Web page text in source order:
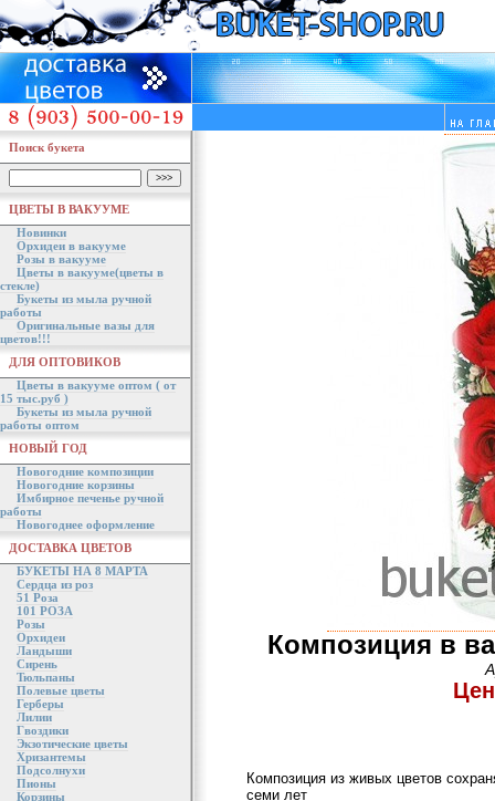
Поиск букета
ЦВЕТЫ В ВАКУУМЕ
Новинки
Орхидеи в вакууме
Розы в вакууме
Цветы в вакууме(цветы в
стекле)
Букеты из мыла ручной
работы
Оригинальные вазы для
цветов!!!
ДЛЯ ОПТОВИКОВ
Цветы в вакууме оптом ( от
15 тыс.руб )
Букеты из мыла ручной
работы оптом
НОВЫЙ ГОД
Новогодние композиции
Новогодние корзины
Имбирное печенье ручной
работы
Новогоднее оформление
ДОСТАВКА ЦВЕТОВ
БУКЕТЫ НА 8 МАРТА
Сердца из роз
51 Роза
101 РОЗА
Розы
Орхидеи
Ландыши
Сирень
Тюльпаны
Полевые цветы
Герберы
Лилии
Гвоздики
Экзотические цветы
Хризантемы
Подсолнухи
Пионы
Корзины
Композиция в
Композиция из живых цветов
семи лет